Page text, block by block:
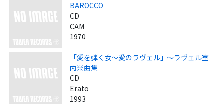
BAROCCO
CD
CAM
1970
「愛を弾く女～愛のラヴェル」～ラヴェル室
内楽曲集
CD
Erato
1993